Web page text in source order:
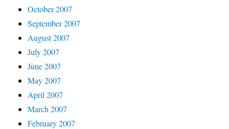
October 2007
September 2007
August 2007
July 2007
June 2007
May 2007
April 2007
March 2007
February 2007